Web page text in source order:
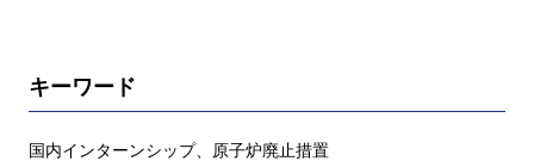
キーワード
国内インターンシップ、原子炉廃止措置